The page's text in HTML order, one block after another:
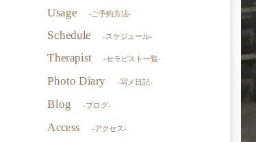
Usage -ご予約方法-
Schedule -スケジュール-
Therapist -セラピスト一覧-
Photo Diary -写メ日記-
Blog -ブログ-
Access -アクセス-